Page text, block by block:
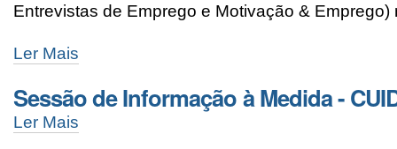
Entrevistas de Emprego e Motivação &
Ler Mais
Sessão de Informação à Medida -
Ler Mais